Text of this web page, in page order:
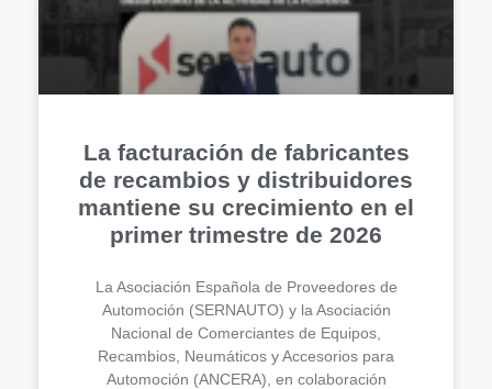
La facturación de fabricantes
de recambios y distribuidores
mantiene su crecimiento en el
primer trimestre de 2026
La Asociación Española de Proveedores de
Automoción (SERNAUTO) y la Asociación
Nacional de Comerciantes de Equipos,
Recambios, Neumáticos y Accesorios para
Automoción (ANCERA), en colaboración